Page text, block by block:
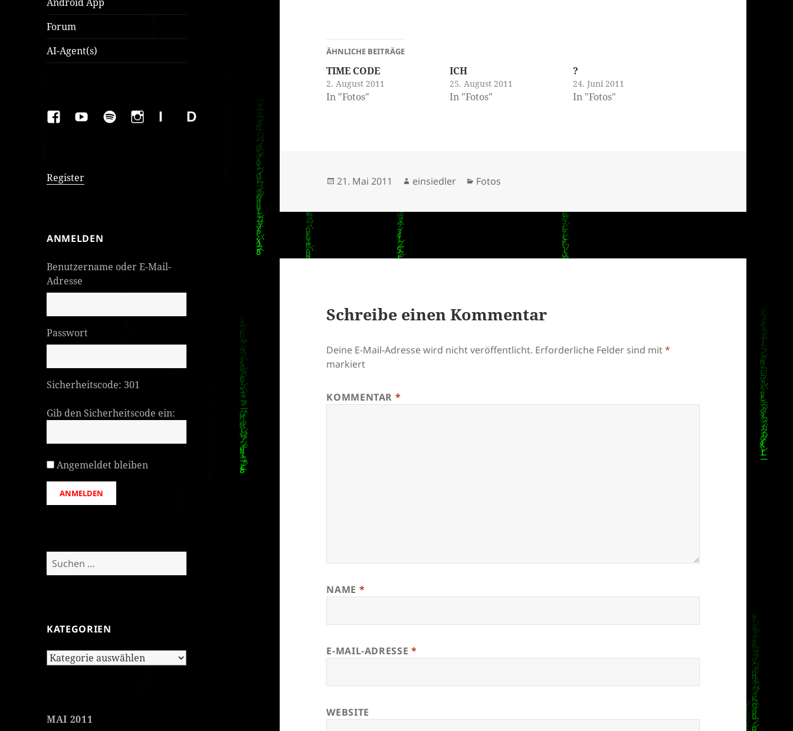
Forum
AI-Agent(s)
FAKEBOOK
YOUTUBESPOTIFYINSTAGRAM
IMPRESSUMDatenschutzerklärung
Register
ANMELDEN
Benutzername oder E-Mail-
Adresse
Passwort
Sicherheitscode: 301
Gib den Sicherheitscode ein:
Angemeldet bleiben
ANMELDEN
Suchen
nach:
KATEGORIEN
Kategorien
MAI 2011
ÄHNLICHE BEITRÄGE
TIME CODE
2. August 2011
In "Fotos"
ICH
25. August 2011
In "Fotos"
?
24. Juni 2011
In "Fotos"
Veröffentlicht
21. Mai 2011 Autor
einsiedler Kategorien
Fotos
Schreibe einen Kommentar
Deine E-Mail-Adresse wird nicht veröffentlicht. Erforderliche Felder sind mit*
markiert
KOMMENTAR *
NAME *
E-MAIL-ADRESSE *
WEBSITE